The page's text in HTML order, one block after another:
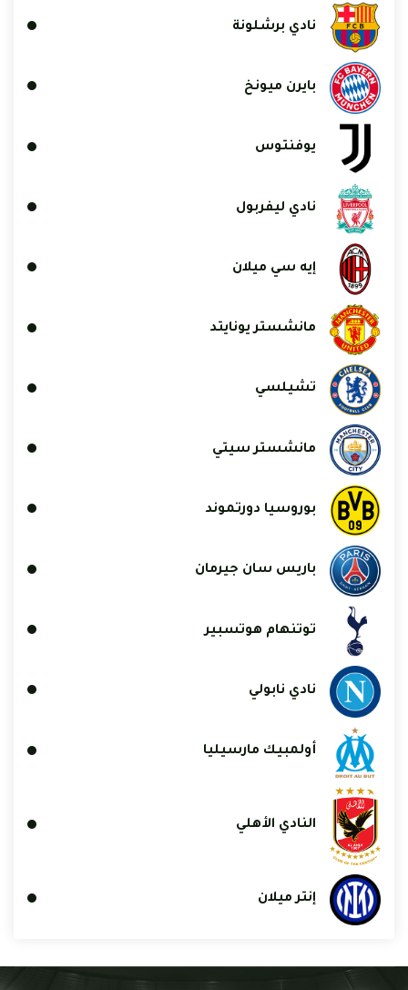
نادي برشلونة
بايرن ميونخ
يوفنتوس
نادي ليفربول
إيه سي ميلان
مانشستر يونايتد
تشيلسي
مانشستر سيتي
بوروسيا دورتموند
باريس سان جيرمان
توتنهام هوتسبير
نادي نابولي
أولمبيك مارسيليا
النادي الأهلي
إنتر ميلان